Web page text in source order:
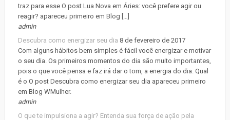
traz para esse O post Lua Nova em Áries: você prefere agir ou
reagir? apareceu primeiro em Blog […]
admin
Descubra como energizar seu dia 8 de fevereiro de 2017
Com alguns hábitos bem simples é fácil você energizar e motivar
o seu dia. Os primeiros momentos do dia são muito importantes,
pois o que você pensa e faz irá dar o tom, a energia do dia. Qual
é o O post Descubra como energizar seu dia apareceu primeiro
em Blog WMulher.
admin
O que te impulsiona a agir? Entenda sua força de ação pela